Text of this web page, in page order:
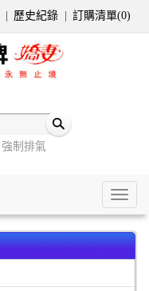
歷史紀錄 訂購清單(0)
強制排氣
Toggle